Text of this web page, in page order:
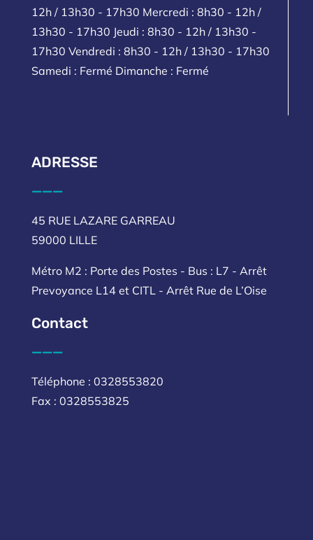
12h / 13h30 - 17h30 Mercredi : 8h30 - 12h /
13h30 - 17h30 Jeudi : 8h30 - 12h / 13h30 -
17h30 Vendredi : 8h30 - 12h / 13h30 - 17h30
Samedi : Fermé Dimanche : Fermé
ADRESSE
___
45 RUE LAZARE GARREAU
59000 LILLE
Métro M2 : Porte des Postes - Bus : L7 - Arrêt
Prevoyance L14 et CITL - Arrêt Rue de L’Oise
Contact
___
Téléphone : 0328553820
Fax : 0328553825